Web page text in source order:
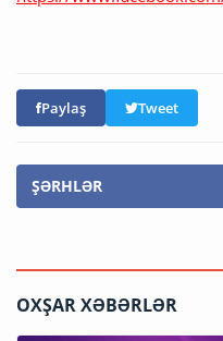
Paylaş Tweet
ŞƏRHLƏR
OXŞAR XƏBƏRLƏR